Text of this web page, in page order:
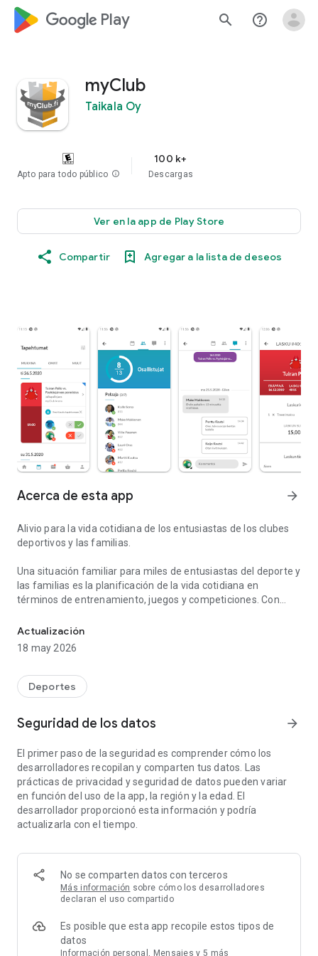
google_logo Play search help_outline
myClub
Taikala Oy
Apto para todo público info
100 k+
Descargas
Ver en la app de Play Store
Compartir Agregar a la lista de deseos
Acerca de esta app arrow_forward
Alivio para la vida cotidiana de los entusiastas de los clubes
deportivos y las familias.
Una situación familiar para miles de entusiastas del deporte y
las familias es la planificación de la vida cotidiana en
términos de entrenamiento, juegos y competiciones. Con
la información sobre los pasatiempos de toda la familia se
puede encontrar en un solo lugar. Aplicación myClub:
* monitorea la actividad
* comentar eventos y seguir la conversación
* Ver y pagar facturas
* muestra una tarjeta de membresía
* navegar por los contactos del club o grupo
* Administrar usuarios de cuentas de miembros
* revisa y actualiza tu información de membresía
* editar la configuración de privacidad.
comienza la escuela de natación en boxes? ¿Tenía tiempo
para mi propio juego? Con myClub, evitas el caos. Todos los
pasatiempos familiares con información se muestran en la
misma página, a pesar de que los deportes se juegan en
¿Un primogénito necesita transporte para hacer ejercicio? La
Actualización
18 may 2026
Deportes
Seguridad de los datos arrow_forward
El primer paso de la seguridad es comprender cómo los
desarrolladores recopilan y comparten tus datos. Las
prácticas de privacidad y seguridad de datos pueden variar
en función del uso de la app, la región y la edad. El
desarrollador proporcionó esta información y podría
actualizarla con el tiempo.
No se comparten datos con terceros
Más información sobre cómo los desarrolladores
declaran el uso compartido
Es posible que esta app recopile estos tipos de
datos
Información personal, Mensajes y 5 más